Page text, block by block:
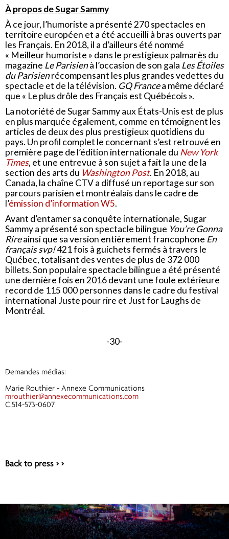
À propos de Sugar Sammy
À ce jour, l’humoriste a présenté 270 spectacles en
territoire européen et a été accueilli à bras ouverts par
les Français. En 2018, il a d’ailleurs été nommé
« Meilleur humoriste » dans le prestigieux palmarès du
magazine Le Parisienà l’occasion de son gala Les Étoiles
du Parisienrécompensant les plus grandes vedettes du
spectacle et de la télévision. GQ Francea même déclaré
que « Le plus drôle des Français est Québécois ».
La notoriété de Sugar Sammy aux États-Unis est de plus
en plus marquée également, comme en témoignent les
articles de deux des plus prestigieux quotidiens du
pays. Un profil complet le concernant s’est retrouvé en
première page de l’édition internationale du New York
Times, et une entrevue à son sujet a fait la une de la
section des arts du Washington Post. En 2018, au
Canada, la chaîne CTV a diffusé un reportage sur son
parcours parisien et montréalais dans le cadre de
l’émission d’information W5.
Avant d’entamer sa conquête internationale, Sugar
Sammy a présenté son spectacle bilingue You’re Gonna
Rireainsi que sa version entièrement francophone En
français svp!421 fois à guichets fermés à travers le
Québec, totalisant des ventes de plus de 372 000
billets. Son populaire spectacle bilingue a été présenté
une dernière fois en 2016 devant une foule extérieure
record de 115 000 personnes dans le cadre du festival
international Juste pour rire et Just for Laughs de
Montréal.
-30-
Demandes médias:
Marie Routhier - Annexe Communications
mrouthier@annexecommunications.com
C.514-573-0607
Back to press > >